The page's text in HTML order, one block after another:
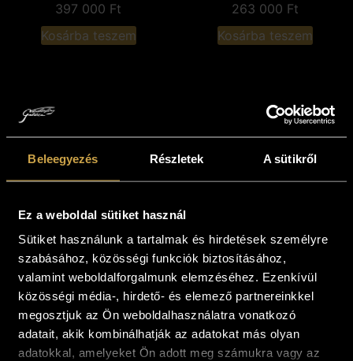
Beleegyezés Részletek A sütikről
Ez a weboldal sütiket használ
Sütiket használunk a tartalmak és hirdetések személyre
szabásához, közösségi funkciók biztosításához,
valamint weboldalforgalmunk elemzéséhez. Ezenkívül
közösségi média-, hirdető- és elemező partnereinkkel
megosztjuk az Ön weboldalhasználatra vonatkozó
adatait, akik kombinálhatják az adatokat más olyan
adatokkal, amelyeket Ön adott meg számukra vagy az
397 000 Ft
Kosárba teszem
263 000 Ft
Kosárba teszem
Némethy Georgina -
Halászhajó (7.5x12
cm)
54 000Ft
Kosárba teszem